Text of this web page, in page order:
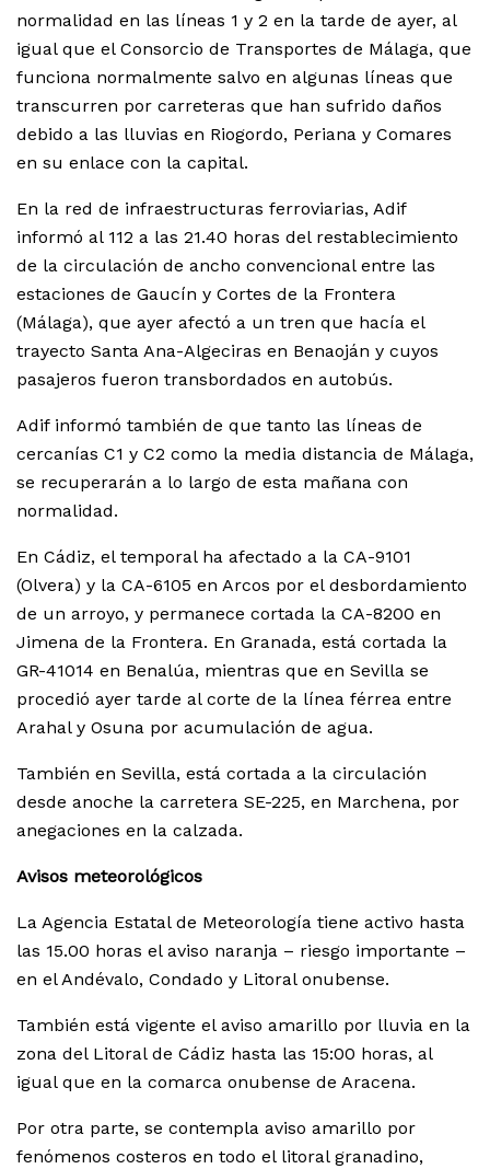
normalidad en las líneas 1 y 2 en la tarde de ayer, al
igual que el Consorcio de Transportes de Málaga, que
funciona normalmente salvo en algunas líneas que
transcurren por carreteras que han sufrido daños
debido a las lluvias en Riogordo, Periana y Comares
en su enlace con la capital.
En la red de infraestructuras ferroviarias, Adif
informó al 112 a las 21.40 horas del restablecimiento
de la circulación de ancho convencional entre las
estaciones de Gaucín y Cortes de la Frontera
(Málaga), que ayer afectó a un tren que hacía el
trayecto Santa Ana-Algeciras en Benaoján y cuyos
pasajeros fueron transbordados en autobús.
Adif informó también de que tanto las líneas de
cercanías C1 y C2 como la media distancia de Málaga,
se recuperarán a lo largo de esta mañana con
normalidad.
En Cádiz, el temporal ha afectado a la CA-9101
(Olvera) y la CA-6105 en Arcos por el desbordamiento
de un arroyo, y permanece cortada la CA-8200 en
Jimena de la Frontera. En Granada, está cortada la
GR-41014 en Benalúa, mientras que en Sevilla se
procedió ayer tarde al corte de la línea férrea entre
Arahal y Osuna por acumulación de agua.
También en Sevilla, está cortada a la circulación
desde anoche la carretera SE-225, en Marchena, por
anegaciones en la calzada.
Avisos meteorológicos
La Agencia Estatal de Meteorología tiene activo hasta
las 15.00 horas el aviso naranja – riesgo importante –
en el Andévalo, Condado y Litoral onubense.
También está vigente el aviso amarillo por lluvia en la
zona del Litoral de Cádiz hasta las 15:00 horas, al
igual que en la comarca onubense de Aracena.
Por otra parte, se contempla aviso amarillo por
fenómenos costeros en todo el litoral granadino,